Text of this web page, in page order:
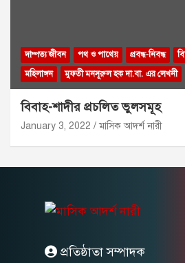
দাম্পত্য জীবন পথ ও পাথেয় প্রবন্ধ-নিবন্ধ
মহিলাঙ্গন
মুফতী মনসূরুল হক দা.বা. এর লেখনী
বিবাহ-শাদীর প্রচলিত ভুলসমূহ
January 3, 2022 মাসিক আদর্শ নারী
প্রতিষ্ঠাতা সম্পাদক